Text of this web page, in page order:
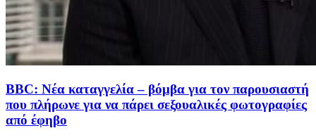
BBC: Νέα καταγγελία – βόμβα για τον παρουσιαστή
που πλήρωνε για να πάρει σεξουαλικές φωτογραφίες
από έφηβο